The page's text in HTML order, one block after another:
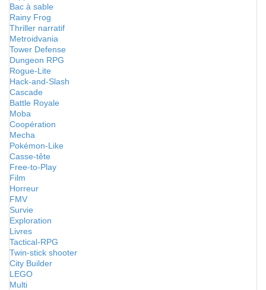
Bac à sable
Rainy Frog
Thriller narratif
Metroidvania
Tower Defense
Dungeon RPG
Rogue-Lite
Hack-and-Slash
Cascade
Battle Royale
Moba
Coopération
Mecha
Pokémon-Like
Casse-tête
Free-to-Play
Film
Horreur
FMV
Survie
Exploration
Livres
Tactical-RPG
Twin-stick shooter
City Builder
LEGO
Multi